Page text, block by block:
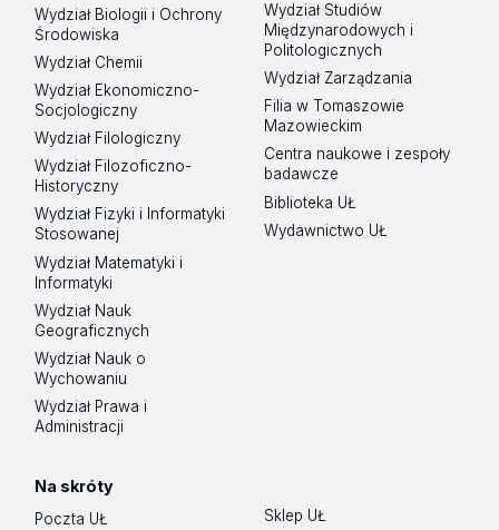
Wydział Biologii i Ochrony
Środowiska
Wydział Chemii
Wydział Ekonomiczno-
Socjologiczny
Wydział Filologiczny
Wydział Filozoficzno-
Historyczny
Wydział Fizyki i Informatyki
Stosowanej
Wydział Matematyki i
Informatyki
Wydział Nauk
Geograficznych
Wydział Nauk o
Wychowaniu
Wydział Prawa i
Administracji
Wydział Studiów
Międzynarodowych i
Politologicznych
Wydział Zarządzania
Filia w Tomaszowie
Mazowieckim
Centra naukowe i zespoły
badawcze
Biblioteka UŁ
Wydawnictwo UŁ
Na skróty
Poczta UŁ
Sklep UŁ